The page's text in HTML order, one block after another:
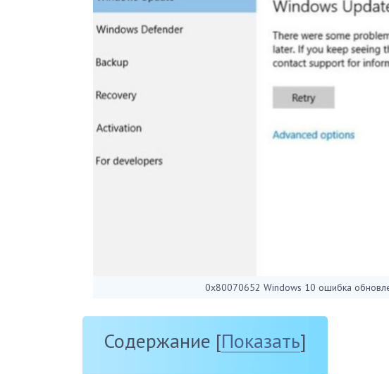
0x80070652 Windows 10 ошибка
Содержание [Показать]